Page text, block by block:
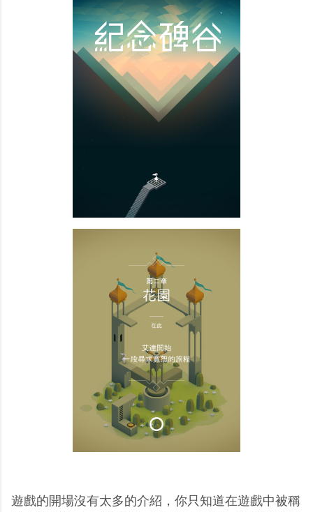
遊戲的開場沒有太多的介紹，你只知道在遊戲中被稱